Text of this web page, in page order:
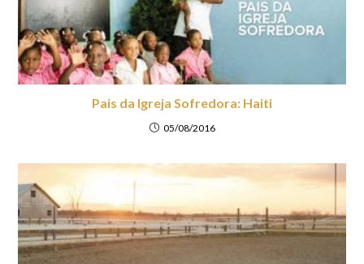
Pais da Igreja Sofredora: Haiti
05/08/2016